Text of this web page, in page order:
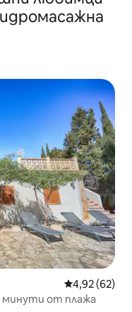
Средна
4,92 (62)
минути от плажа